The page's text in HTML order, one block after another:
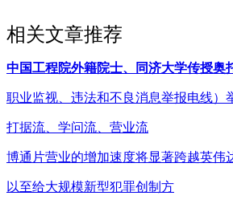
相关文章推荐
中国工程院外籍院士、同济大学传授奥
职业监视、违法和不良消息举报电线）
打据流、学问流、营业流
博通片营业的增加速度将显著跨越英伟
以至给大规模新型犯罪创制方